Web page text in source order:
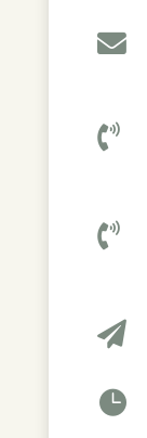




